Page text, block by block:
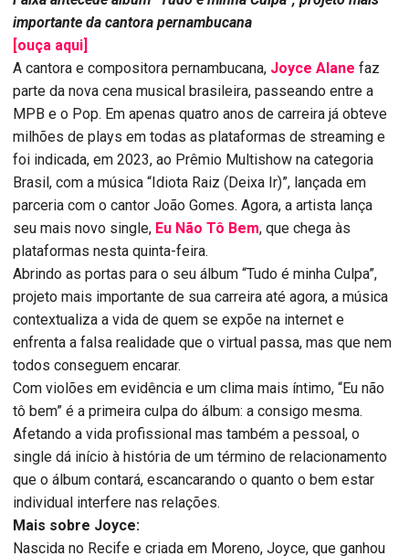
importante da cantora pernambucana
[ouça aqui]
A cantora e compositora pernambucana, Joyce Alane faz
parte da nova cena musical brasileira, passeando entre a
MPB e o Pop. Em apenas quatro anos de carreira já obteve
milhões de plays em todas as plataformas de streaming e
foi indicada, em 2023, ao Prêmio Multishow na categoria
Brasil, com a música “Idiota Raiz (Deixa Ir)”, lançada em
parceria com o cantor João Gomes. Agora, a artista lança
seu mais novo single, Eu Não Tô Bem, que chega às
plataformas nesta quinta-feira.
Abrindo as portas para o seu álbum “Tudo é minha Culpa”,
projeto mais importante de sua carreira até agora, a música
contextualiza a vida de quem se expõe na internet e
enfrenta a falsa realidade que o virtual passa, mas que nem
todos conseguem encarar.
Com violões em evidência e um clima mais íntimo, “Eu não
tô bem” é a primeira culpa do álbum: a consigo mesma.
Afetando a vida profissional mas também a pessoal, o
single dá início à história de um término de relacionamento
que o álbum contará, escancarando o quanto o bem estar
individual interfere nas relações.
Mais sobre Joyce:
Nascida no Recife e criada em Moreno, Joyce, que ganhou